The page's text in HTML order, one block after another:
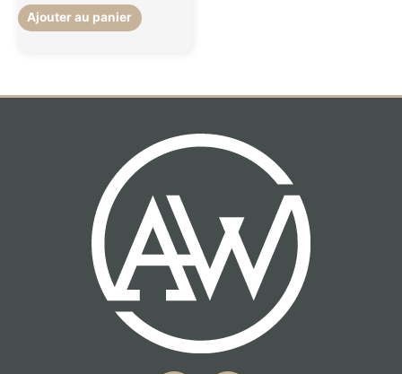
Ajouter au panier